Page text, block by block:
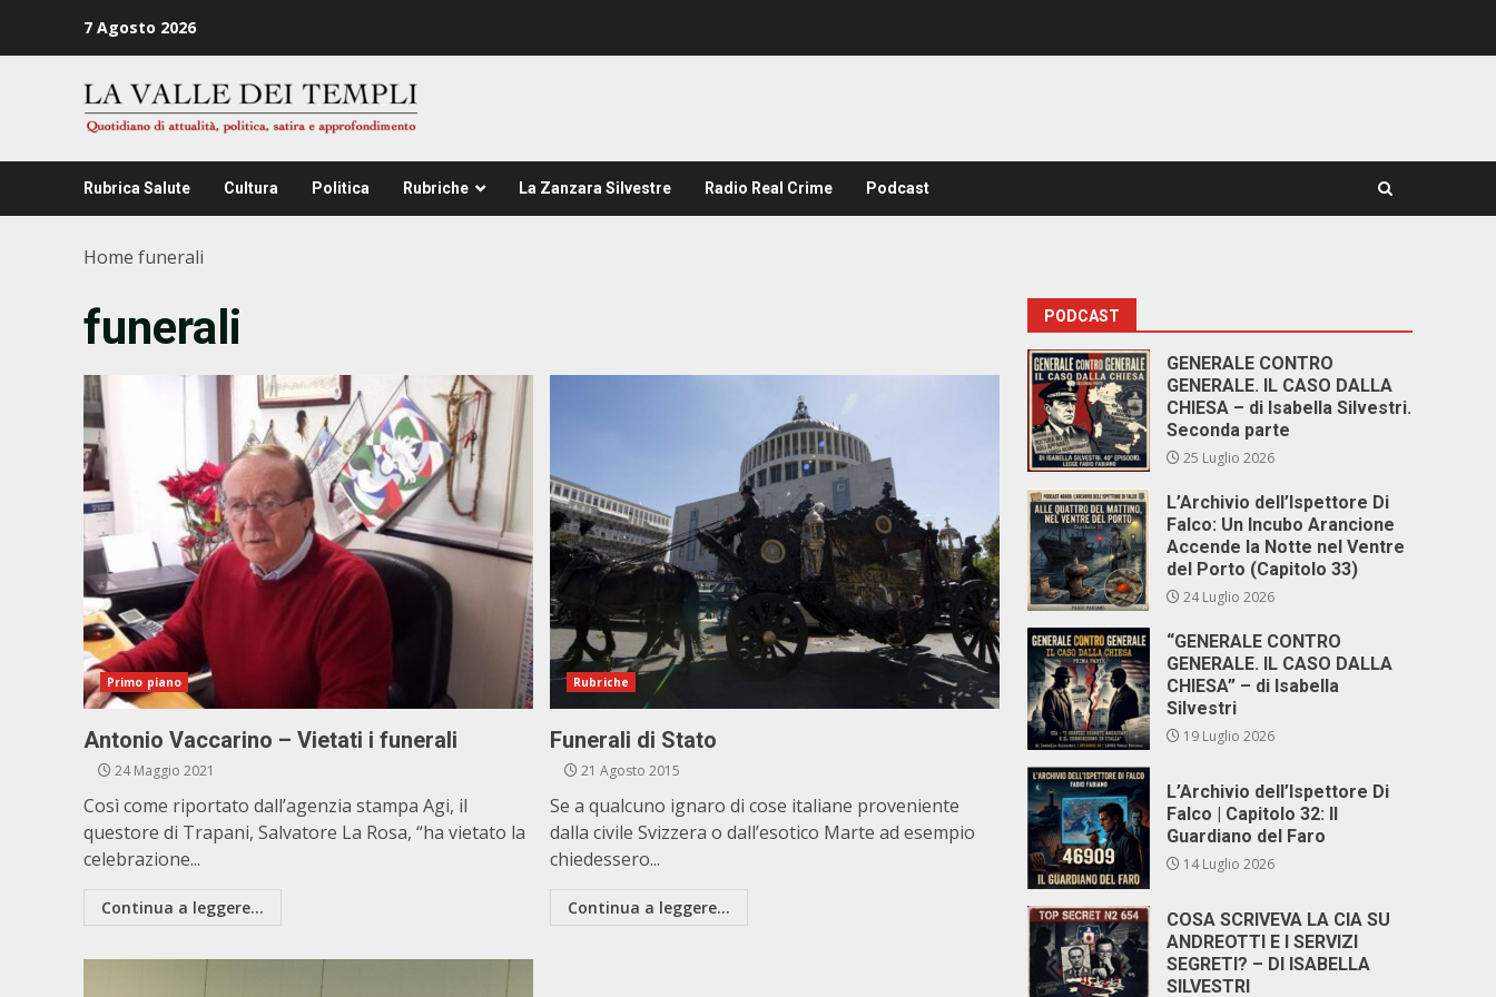
7 Agosto 2026
Rubrica Salute Cultura Politica Rubriche La Zanzara Silvestre Radio Real Crime Podcast
Home funerali
funerali
Primo piano
Antonio Vaccarino – Vietati i funerali
24 Maggio 2021
Così come riportato dall’agenzia stampa Agi, il
questore di Trapani, Salvatore La Rosa, “ha vietato la
celebrazione...
Continua a leggere...
Rubriche
Funerali di Stato
21 Agosto 2015
Se a qualcuno ignaro di cose italiane proveniente
dalla civile Svizzera o dall’esotico Marte ad esempio
chiedessero...
Continua a leggere...
PODCAST
GENERALE CONTRO
GENERALE. IL CASO DALLA
CHIESA – di Isabella Silvestri.
Seconda parte
25 Luglio 2026
L’Archivio dell’Ispettore Di
Falco: Un Incubo Arancione
Accende la Notte nel Ventre
del Porto (Capitolo 33)
24 Luglio 2026
“GENERALE CONTRO
GENERALE. IL CASO DALLA
CHIESA” – di Isabella
Silvestri
19 Luglio 2026
L’Archivio dell’Ispettore Di
Falco | Capitolo 32: Il
Guardiano del Faro
14 Luglio 2026
COSA SCRIVEVA LA CIA SU
ANDREOTTI E I SERVIZI
SEGRETI? – DI ISABELLA
SILVESTRI